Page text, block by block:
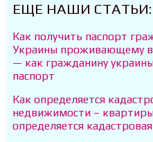
ЕЩЕ НАШИ СТАТЬИ:
Как получить паспорт
Украины проживающему
— как гражданину
паспорт
Как определяется
недвижимости –
определяется